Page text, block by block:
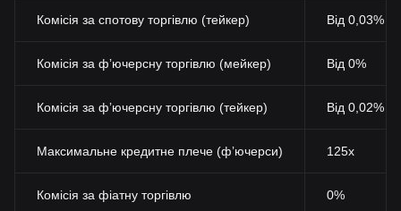
Комісія за спотову торгівлю (тейкер) Від 0,03%
Комісія за фʼючерсну торгівлю (мейкер) Від 0%
Комісія за фʼючерсну торгівлю (тейкер) Від 0,02%
Максимальне кредитне плече (фʼючерси) 125x
Комісія за фіатну торгівлю 0%